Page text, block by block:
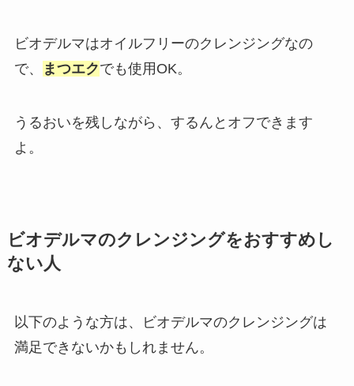
ビオデルマはオイルフリーのクレンジングなの
で、
まつエクでも使用OK。
うるおいを残しながら、するんとオフできます
よ。
ビオデルマのクレンジングをおすすめし
ない人
以下のような方は、ビオデルマのクレンジングは
満足できないかもしれません。